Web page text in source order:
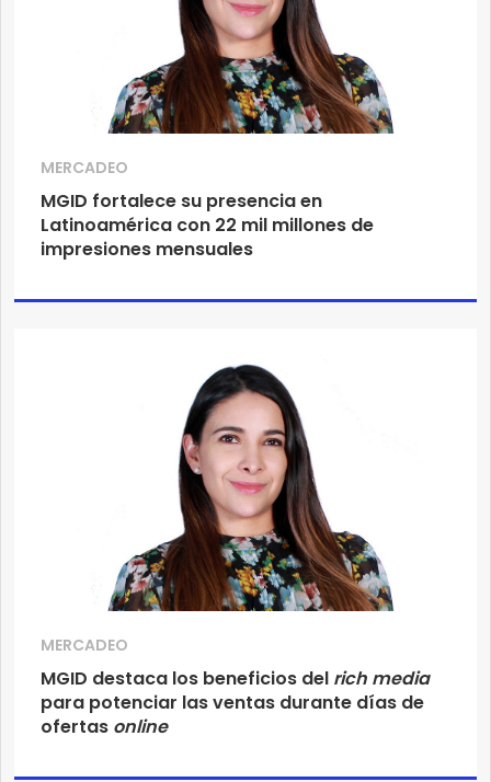
MERCADEO
MGID fortalece su presencia en
Latinoamérica con 22 mil millones de
impresiones mensuales
MERCADEO
MGID destaca los beneficios del rich media
para potenciar las ventas durante días de
ofertas online